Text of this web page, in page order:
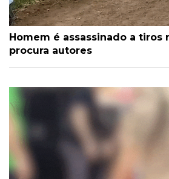
Homem é assassinado a tiros
procura autores